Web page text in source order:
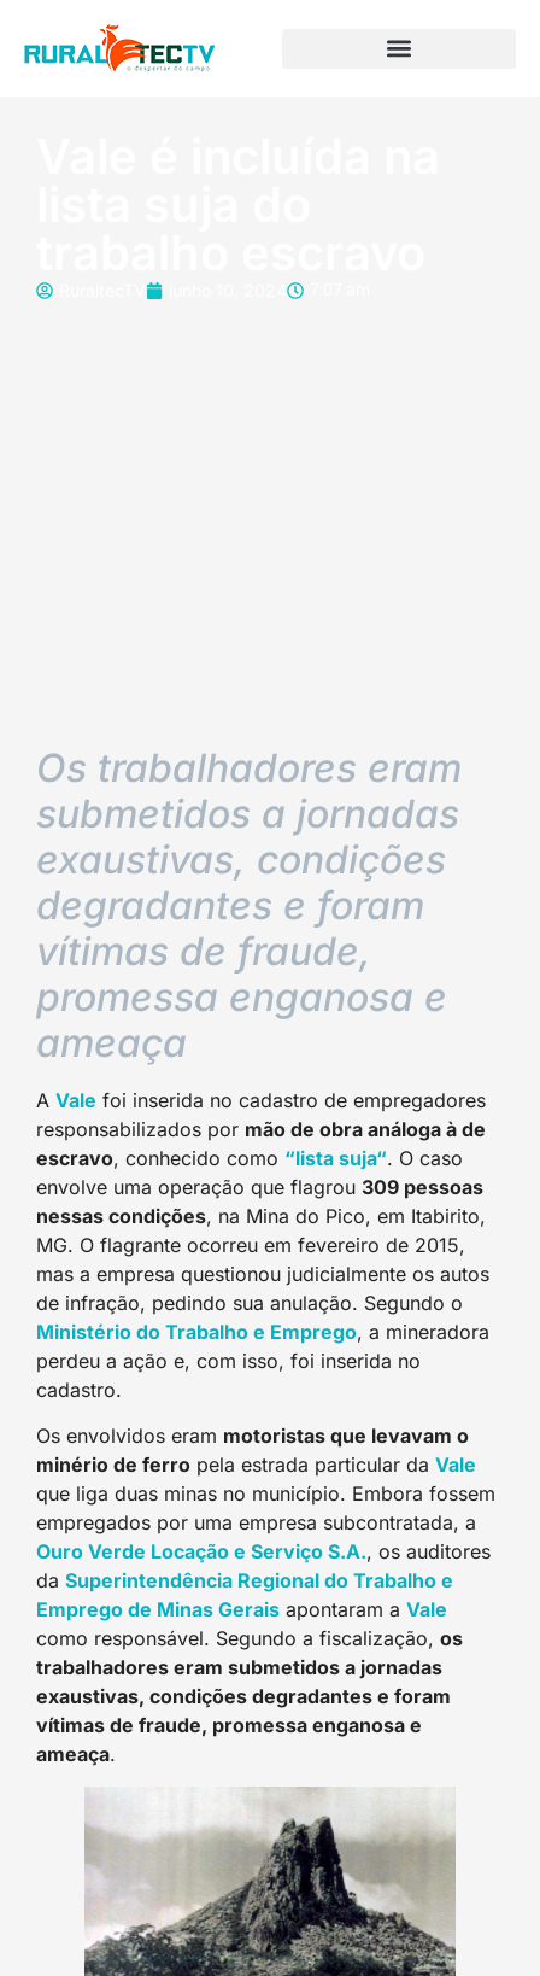
Os trabalhadores eram
submetidos a jornadas
exaustivas, condições
degradantes e foram
vítimas de fraude,
promessa enganosa e
ameaça
A Vale foi inserida no cadastro de empregadores
responsabilizados por mão de obra análoga à de
escravo, conhecido como “lista suja“. O caso
envolve uma operação que flagrou 309 pessoas
nessas condições, na Mina do Pico, em Itabirito,
MG. O flagrante ocorreu em fevereiro de 2015,
mas a empresa questionou judicialmente os autos
de infração, pedindo sua anulação. Segundo o
Ministério do Trabalho e Emprego, a mineradora
perdeu a ação e, com isso, foi inserida no
cadastro.
Os envolvidos eram motoristas que levavam o
minério de ferro pela estrada particular da Vale
que liga duas minas no município. Embora fossem
empregados por uma empresa subcontratada, a
Ouro Verde Locação e Serviço S.A., os auditores
da Superintendência Regional do Trabalho e
Emprego de Minas Gerais apontaram a Vale
como responsável. Segundo a fiscalização, os
trabalhadores eram submetidos a jornadas
exaustivas, condições degradantes e foram
vítimas de fraude, promessa enganosa e
ameaça.